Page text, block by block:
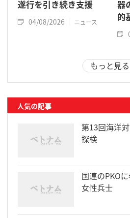
遂行を引き続き支援
04/08/2026 ニュース
器
的
もっと見る
人気の記事
第13回海洋
探検
国連のPKO
女性兵士